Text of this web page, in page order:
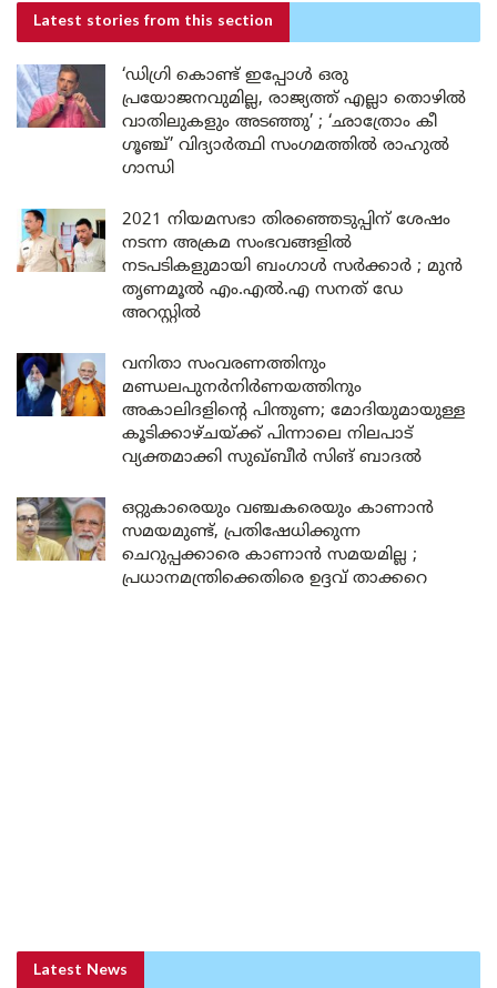
Latest stories from this section
‘ഡിഗ്രി കൊണ്ട് ഇപ്പോൾ ഒരു
പ്രയോജനവുമില്ല, രാജ്യത്ത് എല്ലാ തൊഴിൽ
വാതിലുകളും അടഞ്ഞു’ ; ‘ഛാത്രോം കീ
ഗൂഞ്ച്’ വിദ്യാർത്ഥി സംഗമത്തിൽ രാഹുൽ
ഗാന്ധി
2021 നിയമസഭാ തിരഞ്ഞെടുപ്പിന് ശേഷം
നടന്ന അക്രമ സംഭവങ്ങളിൽ
നടപടികളുമായി ബംഗാൾ സർക്കാർ ; മുൻ
തൃണമൂൽ എം.എൽ.എ സനത് ഡേ
അറസ്റ്റിൽ
വനിതാ സംവരണത്തിനും
മണ്ഡലപുനർനിർണയത്തിനും
അകാലിദളിന്റെ പിന്തുണ; മോദിയുമായുള്ള
കൂടിക്കാഴ്ചയ്ക്ക് പിന്നാലെ നിലപാട്
വ്യക്തമാക്കി സുഖ്ബീർ സിങ് ബാദൽ
ഒറ്റുകാരെയും വഞ്ചകരെയും കാണാൻ
സമയമുണ്ട്, പ്രതിഷേധിക്കുന്ന
ചെറുപ്പക്കാരെ കാണാൻ സമയമില്ല ;
പ്രധാനമന്ത്രിക്കെതിരെ ഉദ്ദവ് താക്കറെ
Latest News